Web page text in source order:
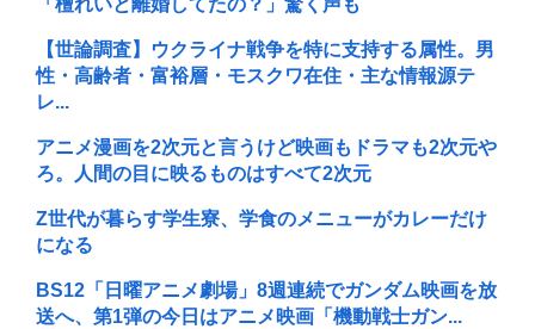
「檀れいと離婚してたの？」驚く声も
【世論調査】ウクライナ戦争を特に支持する属性。男
性・高齢者・富裕層・モスクワ在住・主な情報源テ
レ...
アニメ漫画を2次元と言うけど映画もドラマも2次元や
ろ。人間の目に映るものはすべて2次元
Z世代が暮らす学生寮、学食のメニューがカレーだけ
になる
BS12「日曜アニメ劇場」8週連続でガンダム映画を放
送へ、第1弾の今日はアニメ映画「機動戦士ガン...